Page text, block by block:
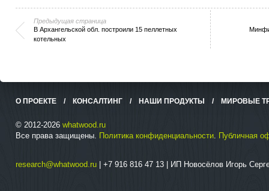
Предыдущая страница
В Архангельской обл. построили 15 пеллетных
котельных
О ПРОЕКТЕ / КОНСАЛТИНГ / НАШИ ПРОДУКТЫ / МИРОВЫЕ
© 2012-2026 whatwood.ru
Все права защищены. Политика конфиденциальности. Публичная
research@whatwood.ru | +7 916 816 47 13 | ИП Новосёлов Игорь